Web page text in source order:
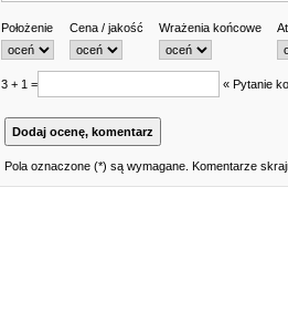
Położenie Cena / jakość Wrażenia końcowe
3 + 1 = « Pytanie
Pola oznaczone (*) są wymagane. Komentarze